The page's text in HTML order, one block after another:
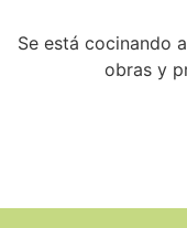
Se está cocinando
obras y